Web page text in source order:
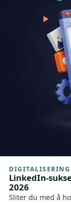
DIGITALISERING
LinkedIn-
2026
Sliter du med å